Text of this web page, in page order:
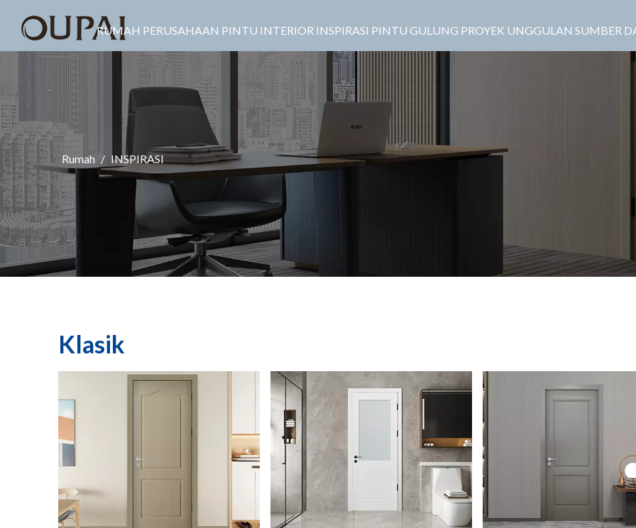
RUMAH PERUSAHAAN PINTU INTERIOR INSPIRASI PINTU GULUNG PROYEK UNGGULAN SUMBER
Rumah / INSPIRASI
Klasik